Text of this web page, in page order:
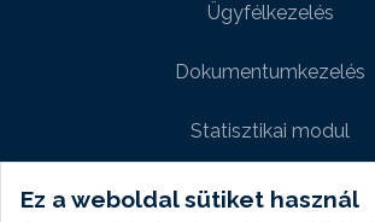
Ez a weboldal sütiket használ
Ügyfélkezelés
Dokumentumkezelés
Statisztikai modul
Weboldal modul